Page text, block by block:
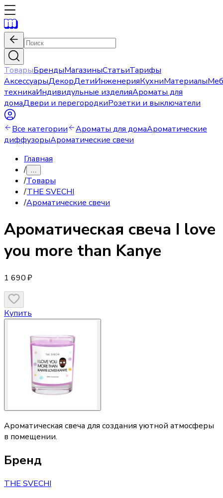
ТоварыБрендыМагазиныСтатьиТарифы
АксессуарыДекорДетиИнженерияКухниМатериалы
техникаИндивидульные изделияАроматы для
домаДвери и перегородкиРозетки и выключатели
Все категории Ароматы для домаАроматические
диффузорыАроматические свечи
Главная
/ …
/Товары
/THE SVECHI
/Ароматические свечи
Ароматическая свеча I love
you more than Kanye
1 690 ₽
Купить
Ароматическая свеча для создания уютной атмосферы
в помещении.
Бренд
THE SVECHI